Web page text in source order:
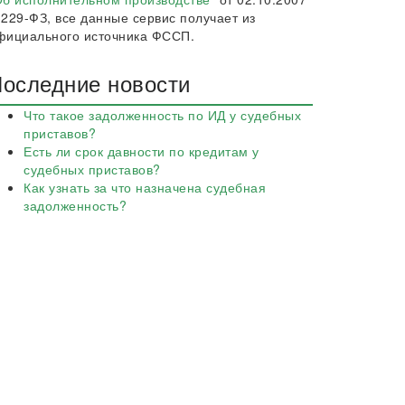
ФЗ, все данные сервис получает из
источника ФССП.
новости
Что такое задолженность по ИД у судебных
приставов?
Есть ли срок давности по кредитам у
судебных приставов?
Как узнать за что назначена судебная
задолженность?